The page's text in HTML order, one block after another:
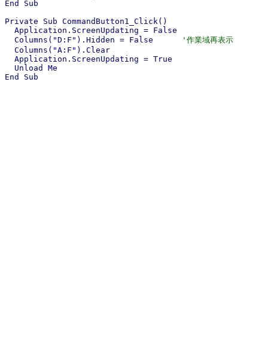
End Sub
Private Sub CommandButton1_Click()
  Application.ScreenUpdating = False
  Columns("D:F").Hidden = False
'作業域再表示
  Columns("A:F").Clear
  Application.ScreenUpdating = True
  Unload Me